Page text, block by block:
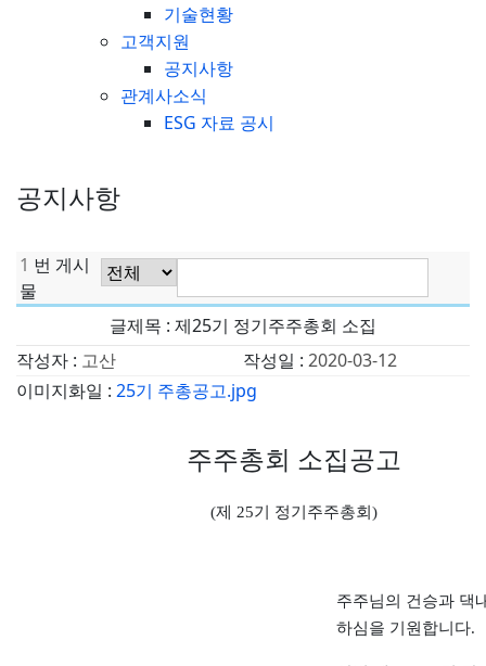
기술현황
고객지원
공지사항
관계사소식
ESG 자료 공시
공지사항
1 번 게시
물
글제목 : 제25기 정기주주총회 소집
작성자 : 고산 작성일 : 2020-03-12
이미지화일 : 25기 주총공고.jpg
주주총회 소집공고
(제 25기 정기주주총회)
주주님의 건승과 댁
하심을 기원합니다.